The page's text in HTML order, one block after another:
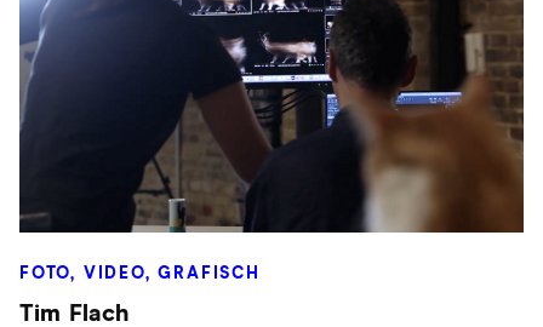
FOTO, VIDEO, GRAFISCH
Tim Flach